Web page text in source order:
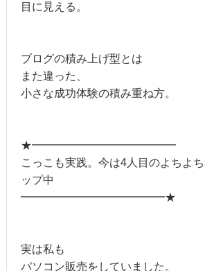
目に見える。
ブログの積み上げ型とは
また違った、
小さな成功体験の積み重ね方。
★━━━━━━━━━━━━━
こっこも実践。今は4人目のよちよ
ップ中
━━━━━━━━━━━━━★
実は私も
パソコン販売をしていました。